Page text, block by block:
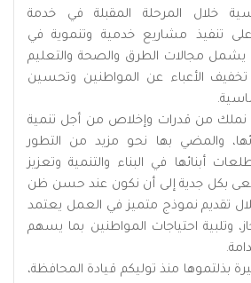
خلال المرحلة المقبلة في خدمة
تنفيذ مشاريع خدمية وتنموية في
يشمل مجالات الطرق والصحة والتعليم
الأعباء عن المواطنين وتحسين
من قدرات وإخلاص من أجل تنمية
والمضي بها نحو مزيد من التطور
أبنائها في البناء والتنمية وتعزيز
بكل جدية إلى أن نكون عند حسن ظن
تقديم نموذج متميز في العمل يعتمد
وتلبية احتياجات المواطنين بما يسهم
بذلتموها منذ توليكم قيادة المحافظة،